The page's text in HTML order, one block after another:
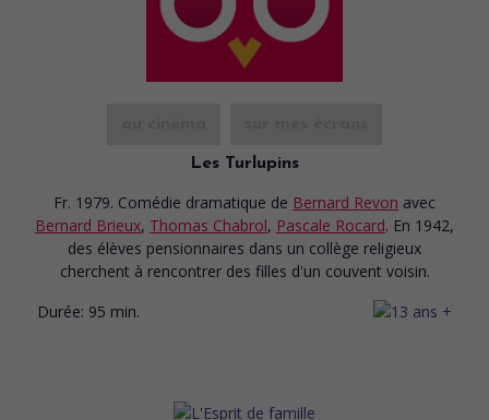
Les Turlupins
Fr. 1979. Comédie dramatique de Bernard Revon avec
Bernard Brieux, Thomas Chabrol, Pascale Rocard. En 1942,
des élèves pensionnaires dans un collège religieux
cherchent à rencontrer des filles d'un couvent voisin.
Durée: 95 min.